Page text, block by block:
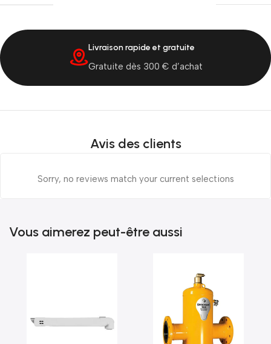
Livraison rapide et gratuite
Gratuite dès 300 € d’achat
Avis des clients
Sorry, no reviews match your current selections
Vous aimerez peut-être aussi